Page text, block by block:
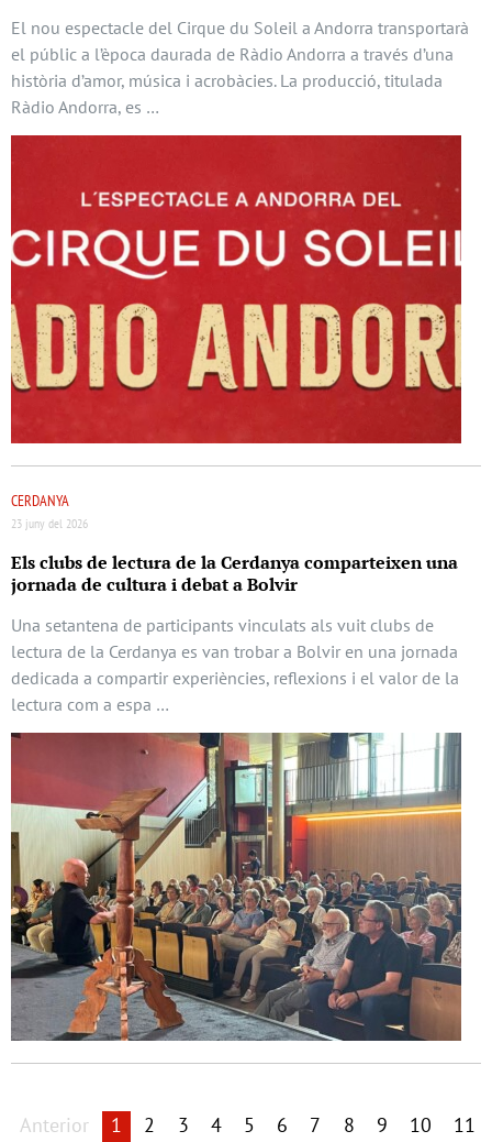
El nou espectacle del Cirque du Soleil a Andorra transportarà
el públic a l’època daurada de Ràdio Andorra a través d’una
història d’amor, música i acrobàcies. La producció, titulada
Ràdio Andorra, es …
CERDANYA
23 juny del 2026
Els clubs de lectura de la Cerdanya comparteixen una
jornada de cultura i debat a Bolvir
Una setantena de participants vinculats als vuit clubs de
lectura de la Cerdanya es van trobar a Bolvir en una jornada
dedicada a compartir experiències, reflexions i el valor de la
lectura com a espa …
Anterior 1 2 3 4 5 6 7 8 9 10 11